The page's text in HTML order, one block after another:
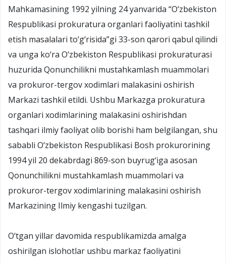
Mahkamasining 1992 yilning 24 yanvarida “O‘zbekiston
Respublikasi prokuratura organlari faoliyatini tashkil
etish masalalari to‘g‘risida”gi 33-son qarori qabul qilindi
va unga ko‘ra O‘zbekiston Respublikasi prokuraturasi
huzurida Qonunchilikni mustahkamlash muammolari
va prokuror-tergov xodimlari malakasini oshirish
Markazi tashkil etildi. Ushbu Markazga prokuratura
organlari xodimlarining malakasini oshirishdan
tashqari ilmiy faoliyat olib borishi ham belgilangan, shu
sababli O‘zbekiston Respublikasi Bosh prokurorining
1994 yil 20 dekabrdagi 869-son buyrug‘iga asosan
Qonunchilikni mustahkamlash muammolari va
prokuror-tergov xodimlarining malakasini oshirish
Markazining Ilmiy kengashi tuzilgan.
O‘tgan yillar davomida respublikamizda amalga
oshirilgan islohotlar ushbu markaz faoliyatini